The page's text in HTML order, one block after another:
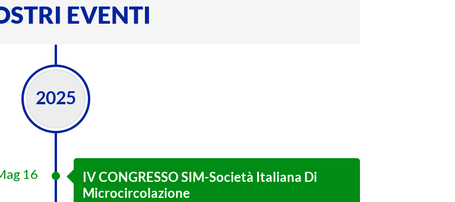
EVENTI
2025
16
IV CONGRESSO SIM-Società Italiana Di
Microcircolazione